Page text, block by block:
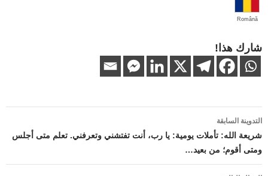
Română
شارك هذا!
تصفّح
المقالات
التدوينة السابقة
شريعة الله: تأملات يومية: يا رب، أنت تفتشني وتعرفني. تعلم متى أجلس
ومتى أقوم؛ من بعيد…